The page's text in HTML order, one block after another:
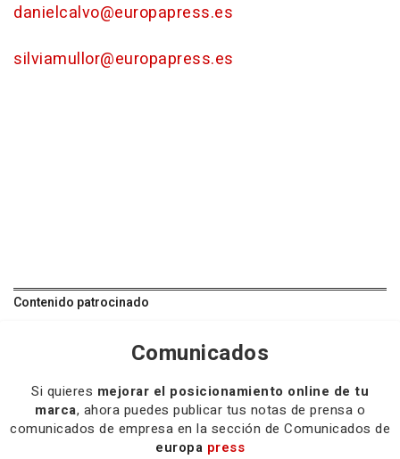
danielcalvo@europapress.es
silviamullor@europapress.es
Contenido patrocinado
Comunicados
Si quieres mejorar el posicionamiento online de tu
marca, ahora puedes publicar tus notas de prensa o
comunicados de empresa en la sección de Comunicados de
europa press